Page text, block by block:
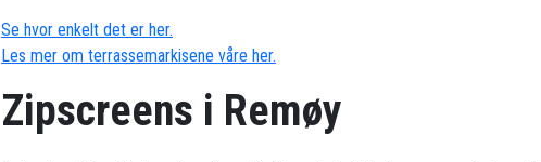
Se hvor enkelt det er her.
Les mer om terrassemarkisene våre her.
Zipscreens i Remøy